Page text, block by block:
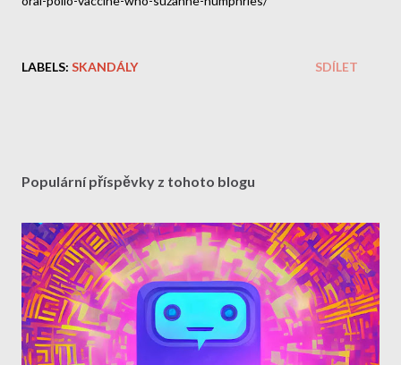
LABELS: SKANDÁLY SDÍLET
Populární příspěvky z tohoto blogu